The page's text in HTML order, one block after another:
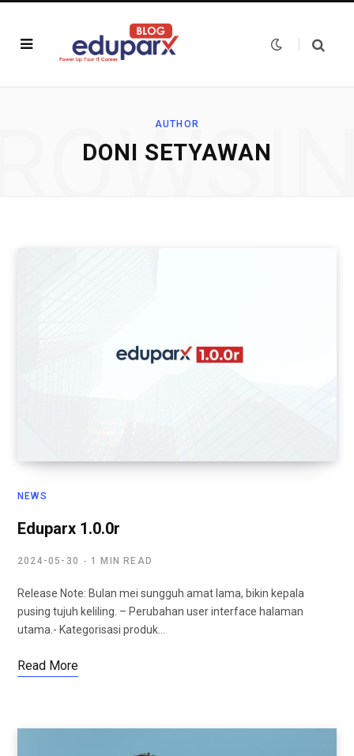
AUTHOR
DONI SETYAWAN
NEWS
Eduparx 1.0.0r
2024-05-30 1 MIN READ
Release Note: Bulan mei sungguh amat lama, bikin kepala
pusing tujuh keliling. – Perubahan user interface halaman
utama.- Kategorisasi produk…
Read More